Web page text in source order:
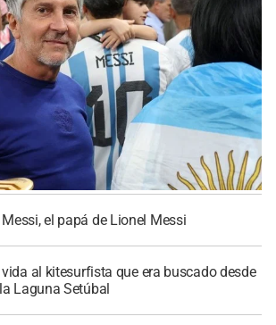
el papá de Lionel Messi
al kitesurfista que era buscado desde
Laguna Setúbal